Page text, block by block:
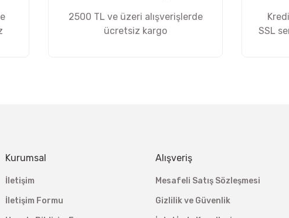
2500 TL ve üzeri alışverişlerde
ücretsiz kargo
SSL
Kurumsal
İletişim
İletişim Formu
Alışveriş
Mesafeli Satış Sözleşmesi
Gizlilik ve Güvenlik